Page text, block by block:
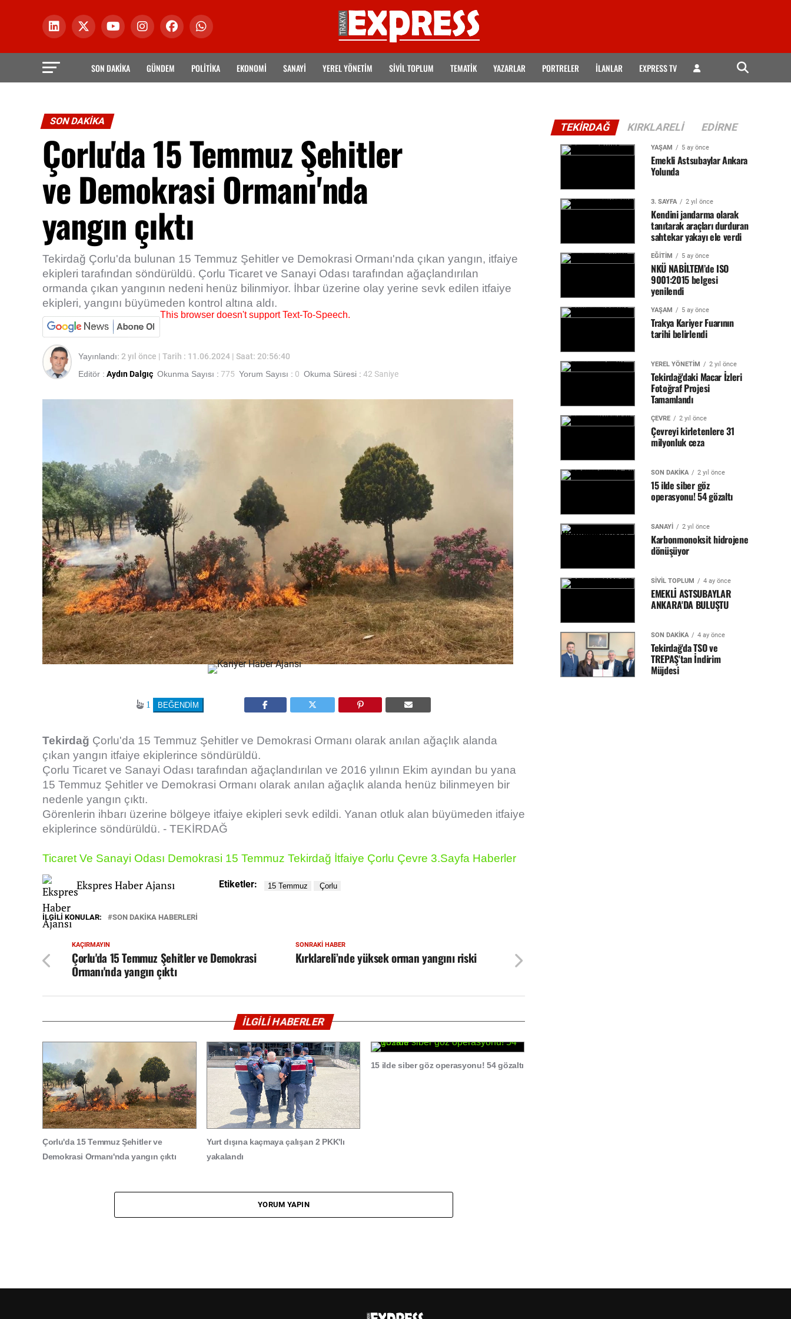
SON DAKİKA GÜNDEM POLİTİKA EKONOMİ SANAYİ YEREL YÖNETİM SİVİL TOPLUM TEMATIK YAZARLAR PORTRELER İLANLAR EXPRESS TV
TEKIRDAĞ KIRKLARELI EDIRNE
YAŞAM 5 ay önce
Emekli Astsubaylar Ankara
Yolunda
3. SAYFA 2 yıl önce
Kendini jandarma olarak
tanıtarak araçları durduran
sahtekar yakayı ele verdi
EĞİTİM 5 ay önce
NKÜ NABİLTEM’de ISO
9001:2015 belgesi
yenilendi
YAŞAM 5 ay önce
Trakya Kariyer Fuarının
tarihi belirlendi
YEREL YÖNETİM 2 yıl önce
Tekirdağ'daki Macar İzleri
Fotoğraf Projesi
Tamamlandı
ÇEVRE 2 yıl önce
Çevreyi kirletenlere 31
milyonluk ceza
SON DAKİKA 2 yıl önce
15 ilde siber göz
operasyonu! 54 gözaltı
SANAYİ 2 yıl önce
Karbonmonoksit hidrojene
dönüşüyor
SİVİL TOPLUM 4 ay önce
EMEKLİ ASTSUBAYLAR
ANKARA'DA BULUŞTU
SON DAKİKA 4 ay önce
Tekirdağ'da TSO ve
TREPAŞ'tan İndirim
Müjdesi
SON DAKİKA
Çorlu'da 15 Temmuz Şehitler
ve Demokrasi Ormanı'nda
yangın çıktı
Tekirdağ Çorlu'da bulunan 15 Temmuz Şehitler ve Demokrasi Ormanı'nda çıkan yangın, itfaiye
ekipleri tarafından söndürüldü. Çorlu Ticaret ve Sanayi Odası tarafından ağaçlandırılan
ormanda çıkan yangının nedeni henüz bilinmiyor. İhbar üzerine olay yerine sevk edilen itfaiye
ekipleri, yangını büyümeden kontrol altına aldı.
This browser doesn't support Text-To-Speech.
Yayınlandı: 2 yıl önce | Tarih : 11.06.2024 | Saat: 20:56:40
Editör : Aydın Dalgıç Okunma Sayısı : 775 Yorum Sayısı : 0 Okuma Süresi : 42 Saniye
1
Tekirdağ Çorlu'da 15 Temmuz Şehitler ve Demokrasi Ormanı olarak anılan ağaçlık alanda
çıkan yangın itfaiye ekiplerince söndürüldü.
Çorlu Ticaret ve Sanayi Odası tarafından ağaçlandırılan ve 2016 yılının Ekim ayından bu yana
15 Temmuz Şehitler ve Demokrasi Ormanı olarak anılan ağaçlık alanda henüz bilinmeyen bir
nedenle yangın çıktı.
Görenlerin ihbarı üzerine bölgeye itfaiye ekipleri sevk edildi. Yanan otluk alan büyümeden itfaiye
ekiplerince söndürüldü. - TEKİRDAĞ
Ticaret Ve Sanayi Odası Demokrasi 15 Temmuz Tekirdağ İtfaiye Çorlu Çevre 3.Sayfa Haberler
Ekspres Haber Ajansı Etiketler:
İLGILI KONULAR: SON DAKİKA HABERLERİ
SONRAKI HABER
Kırklareli’nde yüksek orman yangını riski
KAÇIRMAYIN
Çorlu'da 15 Temmuz Şehitler ve Demokrasi
Ormanı'nda yangın çıktı
İLGİLİ HABERLER
Çorlu'da 15 Temmuz Şehitler ve
Demokrasi Ormanı'nda yangın çıktı
Yurt dışına kaçmaya çalışan 2 PKK'lı
yakalandı
15 ilde siber göz operasyonu! 54 gözaltı
YORUM YAPIN